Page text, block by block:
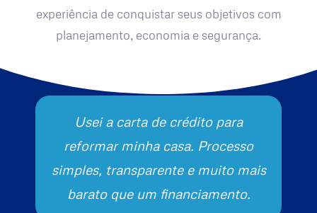
experiência de conquistar seus objetivos com
planejamento, economia e segurança.
Usei a carta de crédito para
reformar minha casa. Processo
simples, transparente e muito mais
barato que um financiamento.